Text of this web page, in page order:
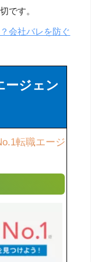
です。
会社バレを防ぐ
ージェン
転職エージ